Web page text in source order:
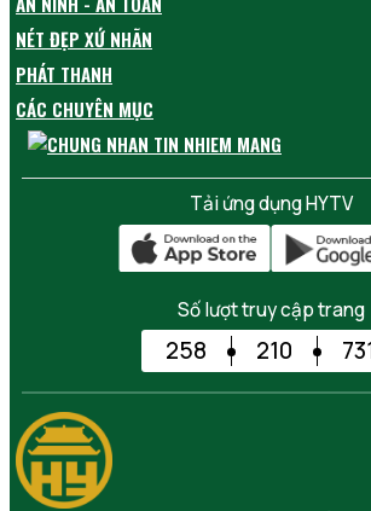
NÉT ĐẸP XỨ NHÃN
PHÁT THANH
CÁC CHUYÊN MỤC
Tải ứng dụng HYTV
Số lượt truy cập trang
258 210